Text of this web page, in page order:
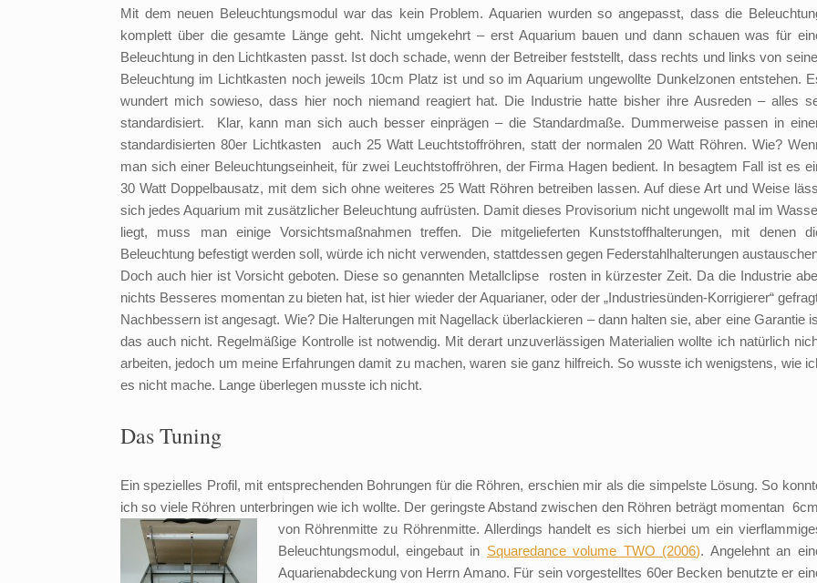
Mit dem neuen Beleuchtungsmodul war das kein Problem. Aquarien wurden so angepasst, dass die
komplett über die gesamte Länge geht. Nicht umgekehrt – erst Aquarium bauen und dann schauen was für
Beleuchtung in den Lichtkasten passt. Ist doch schade, wenn der Betreiber feststellt, dass rechts und links von
Beleuchtung im Lichtkasten noch jeweils 10cm Platz ist und so im Aquarium ungewollte Dunkelzonen entstehen.
wundert mich sowieso, dass hier noch niemand reagiert hat. Die Industrie hatte bisher ihre Ausreden – alles
standardisiert. Klar, kann man sich auch besser einprägen – die Standardmaße. Dummerweise passen in
standardisierten 80er Lichtkasten auch 25 Watt Leuchtstoffröhren, statt der normalen 20 Watt Röhren. Wie?
man sich einer Beleuchtungseinheit, für zwei Leuchtstoffröhren, der Firma Hagen bedient. In besagtem Fall ist es
30 Watt Doppelbausatz, mit dem sich ohne weiteres 25 Watt Röhren betreiben lassen. Auf diese Art und Weise
sich jedes Aquarium mit zusätzlicher Beleuchtung aufrüsten. Damit dieses Provisorium nicht ungewollt mal im
liegt, muss man einige Vorsichtsmaßnahmen treffen. Die mitgelieferten Kunststoffhalterungen, mit denen
Beleuchtung befestigt werden soll, würde ich nicht verwenden, stattdessen gegen Federstahlhalterungen
Doch auch hier ist Vorsicht geboten. Diese so genannten Metallclipse rosten in kürzester Zeit. Da die Industrie
nichts Besseres momentan zu bieten hat, ist hier wieder der Aquarianer, oder der „Industriesünden-Korrigierer“
Nachbessern ist angesagt. Wie? Die Halterungen mit Nagellack überlackieren – dann halten sie, aber eine Garantie
das auch nicht. Regelmäßige Kontrolle ist notwendig. Mit derart unzuverlässigen Materialien wollte ich natürlich
arbeiten, jedoch um meine Erfahrungen damit zu machen, waren sie ganz hilfreich. So wusste ich wenigstens, wie
es nicht mache. Lange überlegen musste ich nicht.
Das Tuning
Ein spezielles Profil, mit entsprechenden Bohrungen für die Röhren, erschien mir als die simpelste Lösung. So
ich so viele Röhren unterbringen wie ich wollte. Der geringste Abstand zwischen den Röhren beträgt momentan
von Röhrenmitte zu Röhrenmitte. Allerdings handelt es sich hierbei um ein
Beleuchtungsmodul, eingebaut in Squaredance volume TWO (2006). Angelehnt an
Aquarienabdeckung von Herrn Amano. Für sein vorgestelltes 60er Becken benutzte er